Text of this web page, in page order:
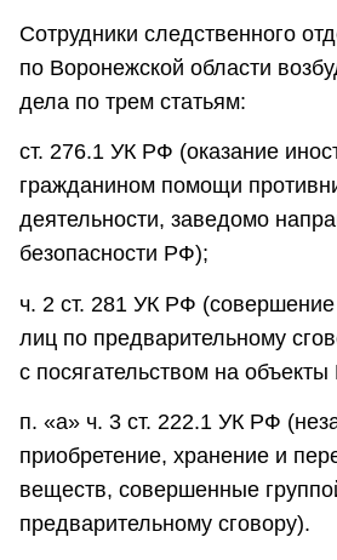
Сотрудники следственного
по Воронежской области
дела по трем статьям:
ст. 276.1 УК РФ (оказание
гражданином помощи
деятельности, заведомо
безопасности РФ);
ч. 2 ст. 281 УК РФ
лиц по предварительному
с посягательством на
п. «а» ч. 3 ст. 222.1 УК РФ
приобретение, хранение и
веществ, совершенные
предварительному сговору).